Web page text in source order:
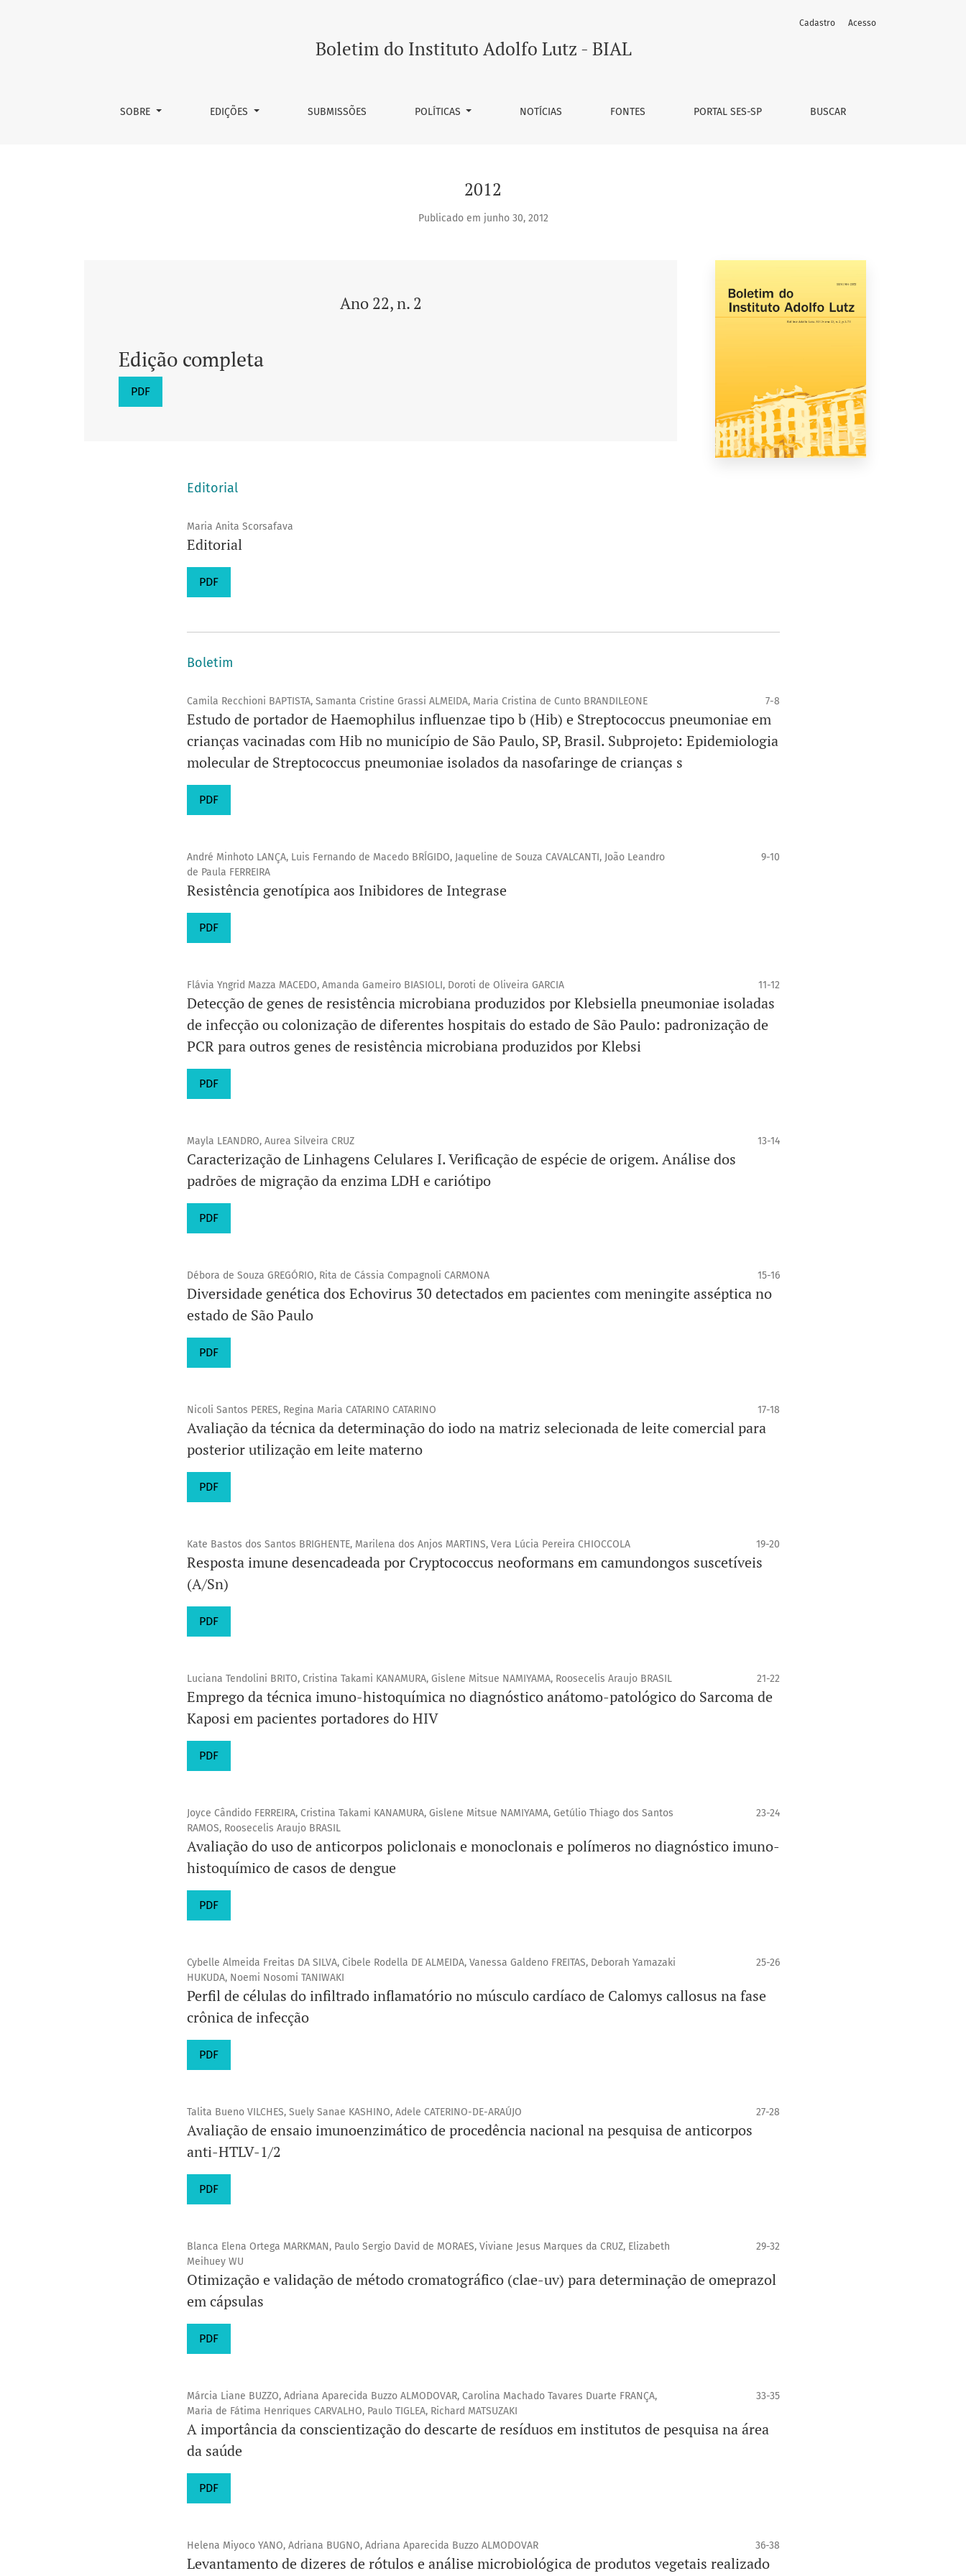
Boletim do Instituto Adolfo Lutz - BIAL
SOBRE EDIÇÕES SUBMISSÕES POLÍTICAS NOTÍCIAS FONTES PORTAL SES-SP BUSCAR
Cadastro Acesso
2012
Publicado em junho 30, 2012
Ano 22, n. 2
Edição completa
PDF
Editorial
Maria Anita Scorsafava
Editorial
PDF
Boletim
Camila Recchioni BAPTISTA, Samanta Cristine Grassi ALMEIDA, Maria Cristina de Cunto BRANDILEONE 7-8
Estudo de portador de Haemophilus influenzae tipo b (Hib) e Streptococcus pneumoniae em
crianças vacinadas com Hib no município de São Paulo, SP, Brasil. Subprojeto: Epidemiologia
molecular de Streptococcus pneumoniae isolados da nasofaringe de crianças s
PDF
André Minhoto LANÇA, Luis Fernando de Macedo BRÍGIDO, Jaqueline de Souza CAVALCANTI, João Leandro
de Paula FERREIRA
9-10
Resistência genotípica aos Inibidores de Integrase
PDF
Flávia Yngrid Mazza MACEDO, Amanda Gameiro BIASIOLI, Doroti de Oliveira GARCIA 11-12
Detecção de genes de resistência microbiana produzidos por Klebsiella pneumoniae isoladas
de infecção ou colonização de diferentes hospitais do estado de São Paulo: padronização de
PCR para outros genes de resistência microbiana produzidos por Klebsi
PDF
Mayla LEANDRO, Aurea Silveira CRUZ 13-14
Caracterização de Linhagens Celulares I. Verificação de espécie de origem. Análise dos
padrões de migração da enzima LDH e cariótipo
PDF
Débora de Souza GREGÓRIO, Rita de Cássia Compagnoli CARMONA 15-16
Diversidade genética dos Echovirus 30 detectados em pacientes com meningite asséptica no
estado de São Paulo
PDF
Nicoli Santos PERES, Regina Maria CATARINO CATARINO 17-18
Avaliação da técnica da determinação do iodo na matriz selecionada de leite comercial para
posterior utilização em leite materno
PDF
Kate Bastos dos Santos BRIGHENTE, Marilena dos Anjos MARTINS, Vera Lúcia Pereira CHIOCCOLA 19-20
Resposta imune desencadeada por Cryptococcus neoformans em camundongos suscetíveis
(A/Sn)
PDF
Luciana Tendolini BRITO, Cristina Takami KANAMURA, Gislene Mitsue NAMIYAMA, Roosecelis Araujo BRASIL 21-22
Emprego da técnica imuno-histoquímica no diagnóstico anátomo-patológico do Sarcoma de
Kaposi em pacientes portadores do HIV
PDF
Joyce Cândido FERREIRA, Cristina Takami KANAMURA, Gislene Mitsue NAMIYAMA, Getúlio Thiago dos Santos
RAMOS, Roosecelis Araujo BRASIL
23-24
Avaliação do uso de anticorpos policlonais e monoclonais e polímeros no diagnóstico imuno-
histoquímico de casos de dengue
PDF
Cybelle Almeida Freitas DA SILVA, Cibele Rodella DE ALMEIDA, Vanessa Galdeno FREITAS, Deborah Yamazaki
HUKUDA, Noemi Nosomi TANIWAKI
25-26
Perfil de células do infiltrado inflamatório no músculo cardíaco de Calomys callosus na fase
crônica de infecção
PDF
Talita Bueno VILCHES, Suely Sanae KASHINO, Adele CATERINO-DE-ARAÚJO 27-28
Avaliação de ensaio imunoenzimático de procedência nacional na pesquisa de anticorpos
anti-HTLV-1/2
PDF
Blanca Elena Ortega MARKMAN, Paulo Sergio David de MORAES, Viviane Jesus Marques da CRUZ, Elizabeth
Meihuey WU
29-32
Otimização e validação de método cromatográfico (clae-uv) para determinação de omeprazol
em cápsulas
PDF
Márcia Liane BUZZO, Adriana Aparecida Buzzo ALMODOVAR, Carolina Machado Tavares Duarte FRANÇA,
Maria de Fátima Henriques CARVALHO, Paulo TIGLEA, Richard MATSUZAKI
33-35
A importância da conscientização do descarte de resíduos em institutos de pesquisa na área
da saúde
PDF
Helena Miyoco YANO, Adriana BUGNO, Adriana Aparecida Buzzo ALMODOVAR 36-38
Levantamento de dizeres de rótulos e análise microbiológica de produtos vegetais realizado